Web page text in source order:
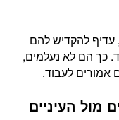
להקדיש להם
כך הם לא נעלמים,
לעבוד.
מול העיניים